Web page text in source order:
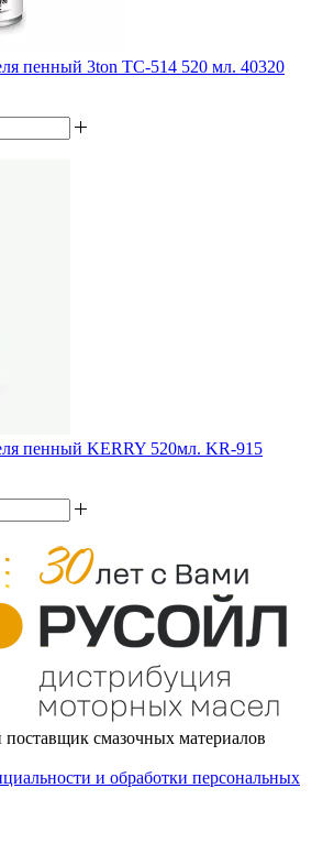
пенный 3ton TC-514 520 мл. 40320
пенный KERRY 520мл. KR-915
смазочных материалов
и обработки персональных